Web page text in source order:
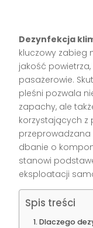
Dezynfekcja
kluczowy zabieg
jakość
pasażerowie.
pleśni pozwala
zapachy, ale
korzystających z
przeprowadzana
dbanie o
stanowi
eksploatacji
Spis treści
Dlaczego